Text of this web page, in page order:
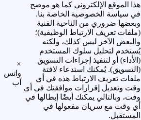
هذا الموقع الإلكتروني كما هو موضح
في سياسة الخصوصية الخاصة بنا.
وبعضها ضروري من الناحية الفنية
(ملفات تعريف الارتباط الوظيفية)؛
والبعض الآخر ليس كذلك، ولكنه
يُستخدم لتحليل سلوك المستخدم
(الأداء) أو لتنفيذ إجراءات التسويق
(التسويق). يُمكنك استدعاء لافتة
ملفات تعريف الارتباط هذه في أي
وقت وتعديل إقرارات موافقتك في أي
وقت، وبالتالي يمكنك أيضًا إبطالها في
أي وقت مع سريان مفعولها في
المستقبل.
×
واتس
آب